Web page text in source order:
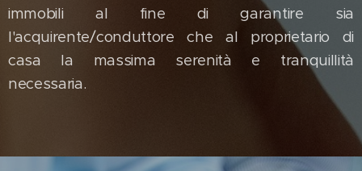
immobili al fine di garantire sia
l'acquirente/conduttore che al proprietario di
casa la massima serenità e tranquillità
necessaria.